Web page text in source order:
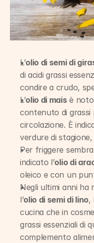
L’olio di semi di
di acidi grassi
condire a crudo,
L’olio di mais è noto
contenuto di grassi
circolazione. È
verdure di
Per friggere
indicato l’olio di
oleico e con un
Negli ultimi anni ha
l’olio di semi di lino,
cucina che in
grassi essenziali di
complemento